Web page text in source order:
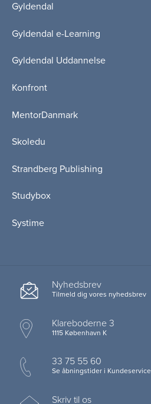
Gyldendal
Gyldendal e-Learning
Gyldendal Uddannelse
Konfront
MentorDanmark
Skoledu
Strandberg Publishing
Studybox
Systime
Nyhedsbrev
Tilmeld dig vores nyhedsbrev
Klareboderne 3
1115 København K
33 75 55 60
Se åbningstider i Kundeservice
Skriv til os